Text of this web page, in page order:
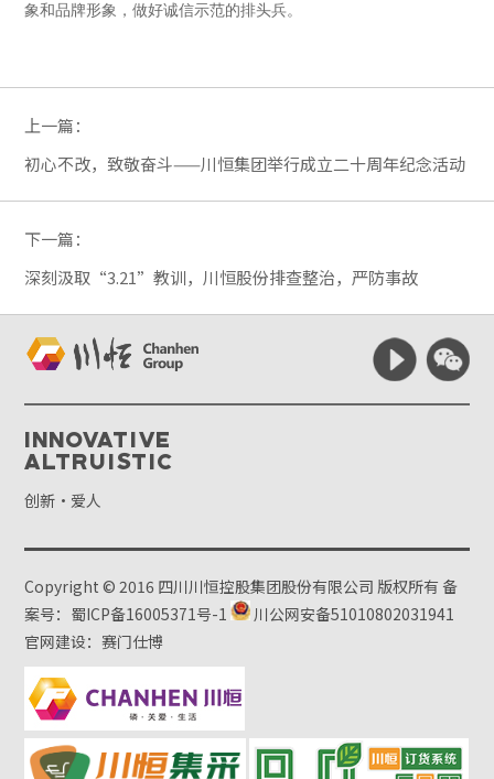
象和品牌形象，做好诚信示范的排头兵。
上一篇：
初心不改，致敬奋斗——川恒集团举行成立二十周年纪念活动
下一篇：
深刻汲取“3.21”教训，川恒股份排查整治，严防事故
Innovative
Altruistic
创新·爱人
Copyright © 2016 四川川恒控股集团股份有限公司 版权所有备
案号：蜀ICP备16005371号-1
川公网安备51010802031941
官网建设：赛门仕博